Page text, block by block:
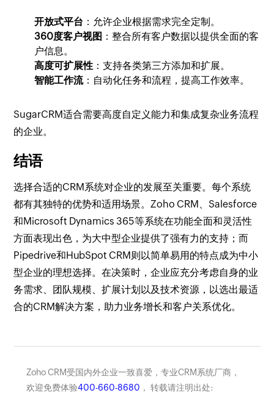
开放式平台 ：允许企业根据需求完全定制。
360度客户视图 ：整合所有客户数据以提供全面的客
户信息。
高度可扩展性 ：支持各类第三方添加和扩展。
智能工作流：自动化任务和流程，提高工作效率。
SugarCRM适合需要高度自定义能力和集成复杂业务流程
的企业。
结语
选择合适的CRM系统对企业的发展至关重要。每个系统
都有其独特的优势和适用场景。Zoho CRM、Salesforce
和Microsoft Dynamics 365等系统在功能全面和灵活性
方面表现出色，为大中型企业提供了强有力的支持；而
Pipedrive和HubSpot CRM则以简单易用的特点成为中小
型企业的理想选择。在决策时，企业应充分考虑自身的业
务需求、团队规模、扩展计划以及技术资源，以选出最适
合的CRM解决方案，助力业务增长和客户关系优化。
Zoho CRM受国内外企业一致喜爱，专业CRM系统厂商，
欢迎免费体验400-660-8680 ， 转载请注明出处: